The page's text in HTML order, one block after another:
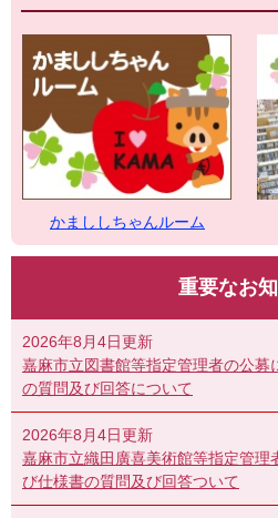
かまししちゃんルーム
重要なお
2026年8月4日更新
嘉麻市立図書館等指定管理者の公募
の質問及び回答について
2026年8月4日更新
嘉麻市立織田廣喜美術館等指定管理
び仕様書の質問及び回答ついて